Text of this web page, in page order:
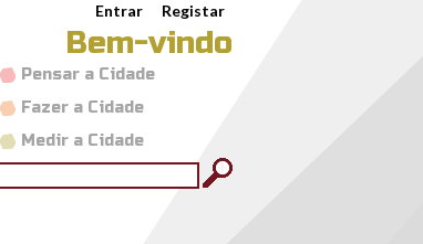
Entrar Registar
Bem-vindo
Pensar a Cidade
Fazer a Cidade
Medir a Cidade
de pesquisa